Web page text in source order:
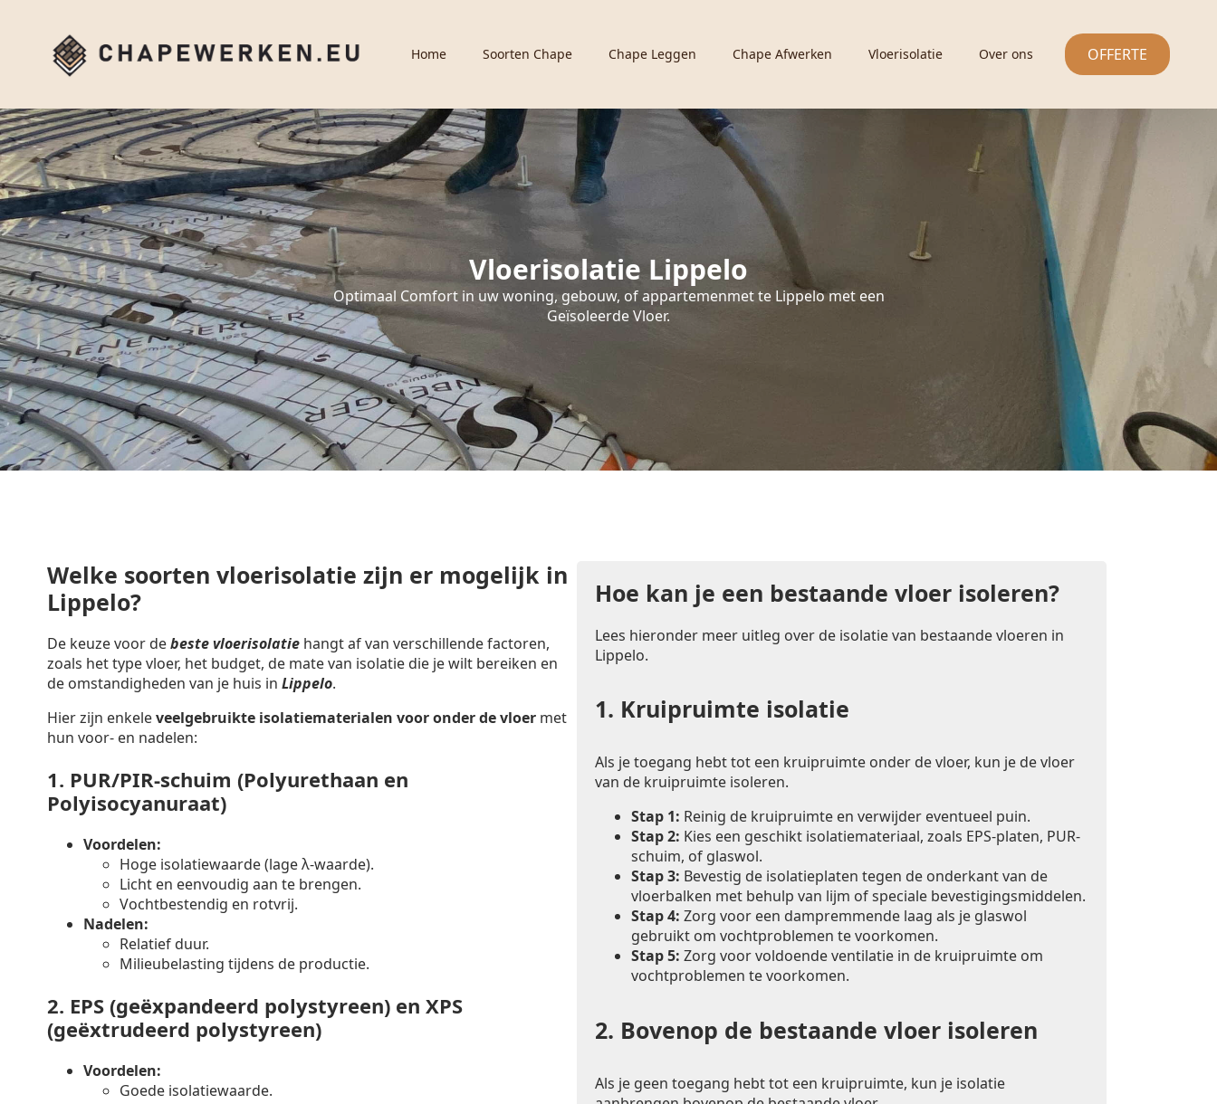
Home Soorten Chape Chape Leggen Chape Afwerken Vloerisolatie Over ons OFFERTE
Vloerisolatie Lippelo
Optimaal Comfort in uw woning, gebouw, of appartemenmet te Lippelo met een
Geïsoleerde Vloer.
Welke soorten vloerisolatie zijn er mogelijk in
Lippelo?
De keuze voor debeste vloerisolatie hangt af van verschillende factoren,
zoals het type vloer, het budget, de mate van isolatie die je wilt bereiken en
de omstandigheden van je huis in Lippelo.
Hier zijn enkeleveelgebruikte isolatiematerialen voor onder de vloer met
hun voor- en nadelen:
1. PUR/PIR-schuim (Polyurethaan en
Polyisocyanuraat)
Voordelen:
Hoge isolatiewaarde (lage λ-waarde).
Licht en eenvoudig aan te brengen.
Vochtbestendig en rotvrij.
Nadelen:
Relatief duur.
Milieubelasting tijdens de productie.
2. EPS (geëxpandeerd polystyreen) en XPS
(geëxtrudeerd polystyreen)
Voordelen:
Goede isolatiewaarde.
Hoe kan je een bestaande vloer isoleren?
Lees hieronder meer uitleg over de isolatie van bestaande vloeren in
Lippelo.
1. Kruipruimte isolatie
Als je toegang hebt tot een kruipruimte onder de vloer, kun je de vloer
van de kruipruimte isoleren.
Stap 1: Reinig de kruipruimte en verwijder eventueel puin.
Stap 2: Kies een geschikt isolatiemateriaal, zoals EPS-platen, PUR-
schuim, of glaswol.
Stap 3: Bevestig de isolatieplaten tegen de onderkant van de
vloerbalken met behulp van lijm of speciale bevestigingsmiddelen.
Stap 4: Zorg voor een dampremmende laag als je glaswol
gebruikt om vochtproblemen te voorkomen.
Stap 5: Zorg voor voldoende ventilatie in de kruipruimte om
vochtproblemen te voorkomen.
2. Bovenop de bestaande vloer isoleren
Als je geen toegang hebt tot een kruipruimte, kun je isolatie